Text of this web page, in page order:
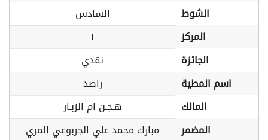
الشوط
السادس
المركز
١
الجائزة
نقدي
اسم المطية
راصد
المالك
هـجـن ام الزبـار
المضمر
مبارك محمد علي الجربوعي المري